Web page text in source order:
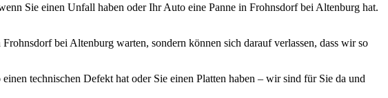
Sie einen Unfall haben oder Ihr Auto eine Panne in Frohnsdorf bei Altenburg hat.
bei Altenburg warten, sondern können sich darauf verlassen, dass wir so
technischen Defekt hat oder Sie einen Platten haben – wir sind für Sie da und